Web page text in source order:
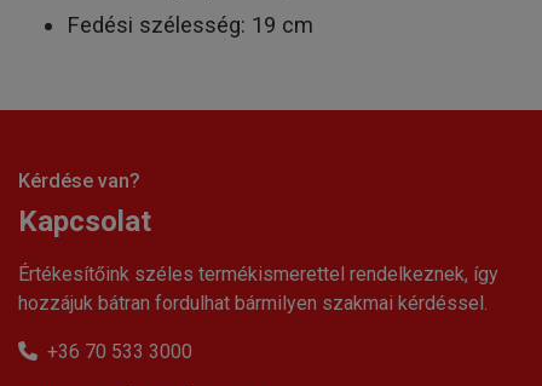
Fedési szélesség: 19 cm
Kérdése van?
Kapcsolat
Értékesítőink széles termékismerettel rendelkeznek, így
hozzájuk bátran fordulhat bármilyen szakmai kérdéssel.
+36 70 533 3000